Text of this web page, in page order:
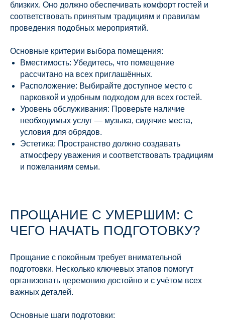
близких. Оно должно обеспечивать комфорт гостей и
соответствовать принятым традициям и правилам
проведения подобных мероприятий.
Основные критерии выбора помещения:
Вместимость: Убедитесь, что помещение
рассчитано на всех приглашённых.
Расположение: Выбирайте доступное место с
парковкой и удобным подходом для всех гостей.
Уровень обслуживания: Проверьте наличие
необходимых услуг — музыка, сидячие места,
условия для обрядов.
Эстетика: Пространство должно создавать
атмосферу уважения и соответствовать традициям
и пожеланиям семьи.
ПРОЩАНИЕ С УМЕРШИМ: С
ЧЕГО НАЧАТЬ ПОДГОТОВКУ?
Прощание с покойным требует внимательной
подготовки. Несколько ключевых этапов помогут
организовать церемонию достойно и с учётом всех
важных деталей.
Основные шаги подготовки: